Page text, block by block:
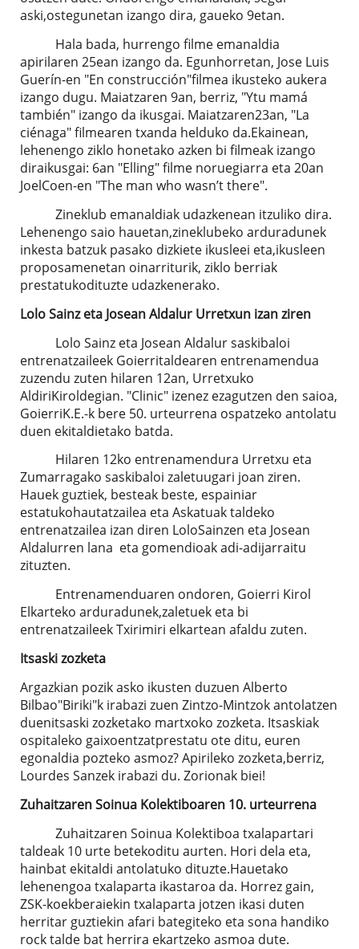
aski,ostegunetan izango dira, gaueko 9etan.
Hala bada, hurrengo filme emanaldia
apirilaren 25ean izango da. Egunhorretan, Jose Luis
Guerín-en "En construcción"filmea ikusteko aukera
izango dugu. Maiatzaren 9an, berriz, "Ytu mamá
también" izango da ikusgai. Maiatzaren23an, "La
ciénaga" filmearen txanda helduko da.Ekainean,
lehenengo ziklo honetako azken bi filmeak izango
diraikusgai: 6an "Elling" filme noruegiarra eta 20an
JoelCoen-en "The man who wasn’t there".
Zineklub emanaldiak udazkenean itzuliko dira.
Lehenengo saio hauetan,zineklubeko arduradunek
inkesta batzuk pasako dizkiete ikusleei eta,ikusleen
proposamenetan oinarriturik, ziklo berriak
prestatukodituzte udazkenerako.
Lolo Sainz eta Josean Aldalur Urretxun izan ziren
Lolo Sainz eta Josean Aldalur saskibaloi
entrenatzaileek Goierritaldearen entrenamendua
zuzendu zuten hilaren 12an, Urretxuko
AldiriKiroldegian. "Clinic" izenez ezagutzen den saioa,
GoierriK.E.-k bere 50. urteurrena ospatzeko antolatu
duen ekitaldietako batda.
Hilaren 12ko entrenamendura Urretxu eta
Zumarragako saskibaloi zaletuugari joan ziren.
Hauek guztiek, besteak beste, espainiar
estatukohautatzailea eta Askatuak taldeko
entrenatzailea izan diren LoloSainzen eta Josean
Aldalurren lana eta gomendioak adi-adijarraitu
zituzten.
Entrenamenduaren ondoren, Goierri Kirol
Elkarteko arduradunek,zaletuek eta bi
entrenatzaileek Txirimiri elkartean afaldu zuten.
Itsaski zozketa
Argazkian pozik asko ikusten duzuen Alberto
Bilbao"Biriki"k irabazi zuen Zintzo-Mintzok antolatzen
duenitsaski zozketako martxoko zozketa. Itsaskiak
ospitaleko gaixoentzatprestatu ote ditu, euren
egonaldia pozteko asmoz? Apirileko zozketa,berriz,
Lourdes Sanzek irabazi du. Zorionak biei!
Zuhaitzaren Soinua Kolektiboaren 10. urteurrena
Zuhaitzaren Soinua Kolektiboa txalapartari
taldeak 10 urte betekoditu aurten. Hori dela eta,
hainbat ekitaldi antolatuko dituzte.Hauetako
lehenengoa txalaparta ikastaroa da. Horrez gain,
ZSK-koekberaiekin txalaparta jotzen ikasi duten
herritar guztiekin afari bategiteko eta sona handiko
rock talde bat herrira ekartzeko asmoa dute.